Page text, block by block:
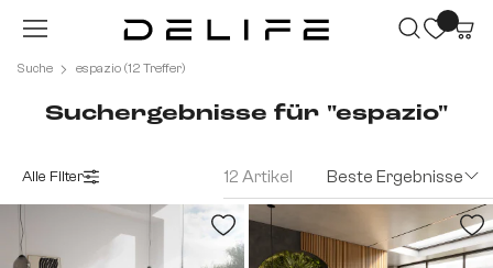
Zum Hauptinhalt springen
Suche espazio (12 Treffer)
Suchergebnisse für "espazio"
Alle Filter 12 Artikel Beste Ergebnisse